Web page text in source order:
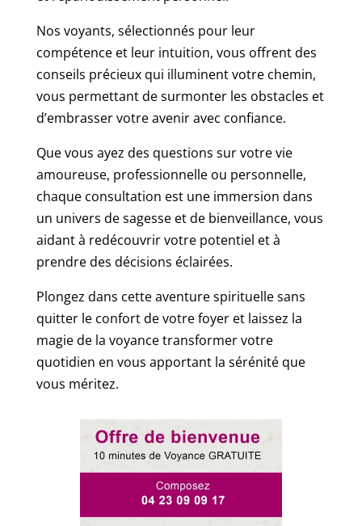
Nos voyants, sélectionnés pour leur
compétence et leur intuition, vous offrent des
conseils précieux qui illuminent votre chemin,
vous permettant de surmonter les obstacles et
d’embrasser votre avenir avec confiance.
Que vous ayez des questions sur votre vie
amoureuse, professionnelle ou personnelle,
chaque consultation est une immersion dans
un univers de sagesse et de bienveillance, vous
aidant à redécouvrir votre potentiel et à
prendre des décisions éclairées.
Plongez dans cette aventure spirituelle sans
quitter le confort de votre foyer et laissez la
magie de la voyance transformer votre
quotidien en vous apportant la sérénité que
vous méritez.